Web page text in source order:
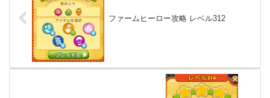
ファームヒーロー攻略 レベル312